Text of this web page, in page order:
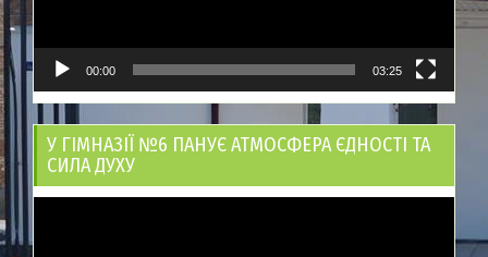
00:00 03:25
У ГІМНАЗІЇ №6 ПАНУЄ АТМОСФЕРА ЄДНОСТІ ТА
СИЛА ДУХУ